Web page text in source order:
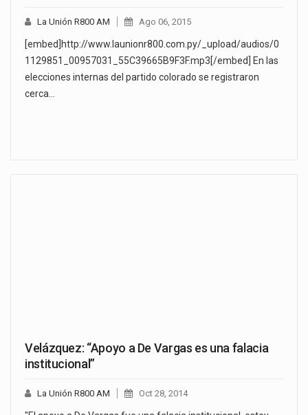
La Unión R800 AM Ago 06, 2015
[embed]http://www.launionr800.com.py/_upload/audios/0
1129851_00957031_55C39665B9F3F.mp3[/embed] En las
elecciones internas del partido colorado se registraron
cerca…
Velázquez: “Apoyo a De Vargas es una falacia
institucional”
La Unión R800 AM Oct 28, 2014